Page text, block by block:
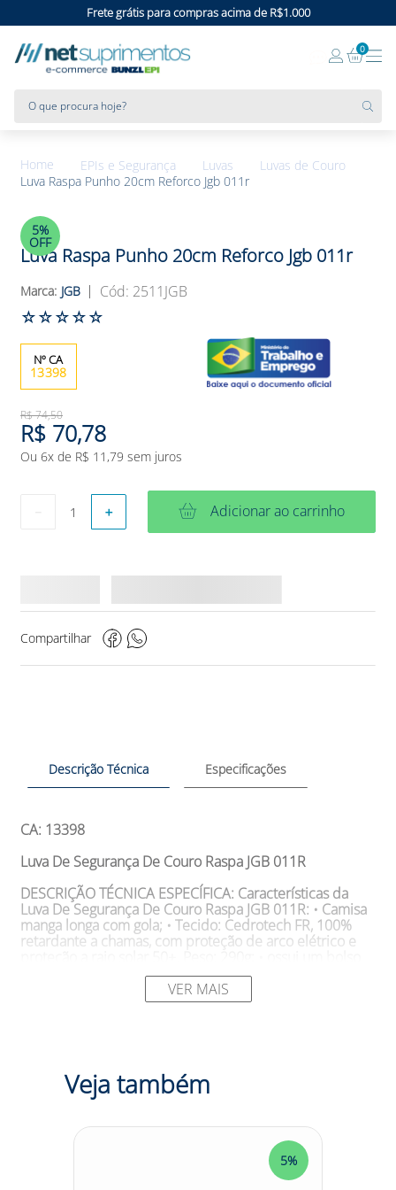
Frete grátis para compras acima de R$1.000
0
EPIs e Segurança Luvas
Luvas de Couro
Luva Raspa Punho 20cm Reforco Jgb 011r
5%
OFF
Luva Raspa Punho 20cm Reforco Jgb 011r
JGB : 2511JGB
☆☆☆☆☆
13398
R$74,50
R$ 70,78
Ou 6x de R$ 11 ,79 sem juros
＋ Adicionar ao carrinho
Compartilhar
Descrição Técnica Especificações
CA: 13398
Luva De Segurança De Couro Raspa JGB 011R
DESCRIÇÃO TÉCNICA ESPECÍFICA: Características da
Luva De Segurança De Couro Raspa JGB 011R: • Camisa
manga longa com gola; • Tecido: Cedrotech FR, 100%
retardante a chamas, com proteção de arco elétrico e
com tampa na frente (lateral esquerda); fechamento
frontal com botões encobertos; • Possui faixa refletiva de
cinco cm nas cores alaranjados com prata; • Atende às
Aplicações da Luva De Segurança
De Couro Raspa JGB 011R: • Proteção das pernas do
usuário contra agentes térmicos provenientes de arco
Tamanho: G Modelo: 2511JGB Cor: Natural Marca: JGB
Necessita de proteção mecânica aliada ao
VER MAIS
Veja também
5%